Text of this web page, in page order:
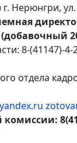
г. Нерюнгри,
(добавочный
8-(41147)-
отдела